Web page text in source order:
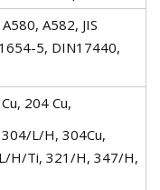
A582, JIS
5, DIN17440,
204 Cu,
L/H, 304Cu,
H/Ti, 321/H, 347/H,